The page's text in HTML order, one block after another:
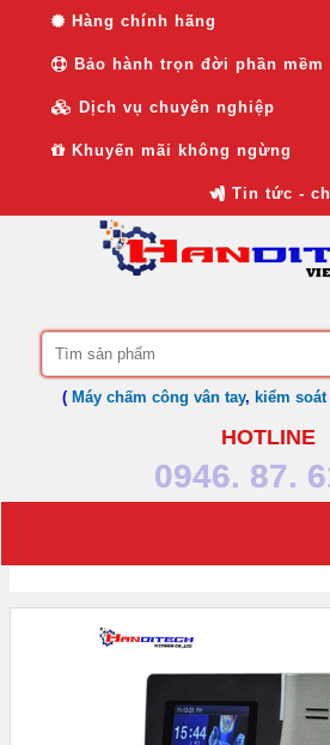
Hàng chính hãng
Bảo hành trọn đời phần mềm
Dịch vụ chuyên nghiệp
Khuyến mãi không ngừng
Tin tức -
( Máy chấm công vân tay, kiểm
HOTLINE
0946. 87.